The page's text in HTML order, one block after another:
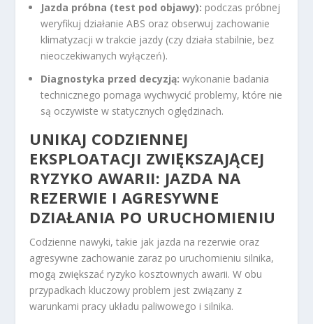
Jazda próbna (test pod objawy): podczas próbnej
weryfikuj działanie ABS oraz obserwuj zachowanie
klimatyzacji w trakcie jazdy (czy działa stabilnie, bez
nieoczekiwanych wyłączeń).
Diagnostyka przed decyzją: wykonanie badania
technicznego pomaga wychwycić problemy, które nie
są oczywiste w statycznych oględzinach.
UNIKAJ CODZIENNEJ
EKSPLOATACJI ZWIĘKSZAJĄCEJ
RYZYKO AWARII: JAZDA NA
REZERWIE I AGRESYWNE
DZIAŁANIA PO URUCHOMIENIU
Codzienne nawyki, takie jak jazda na rezerwie oraz
agresywne zachowanie zaraz po uruchomieniu silnika,
mogą zwiększać ryzyko kosztownych awarii. W obu
przypadkach kluczowy problem jest związany z
warunkami pracy układu paliwowego i silnika.